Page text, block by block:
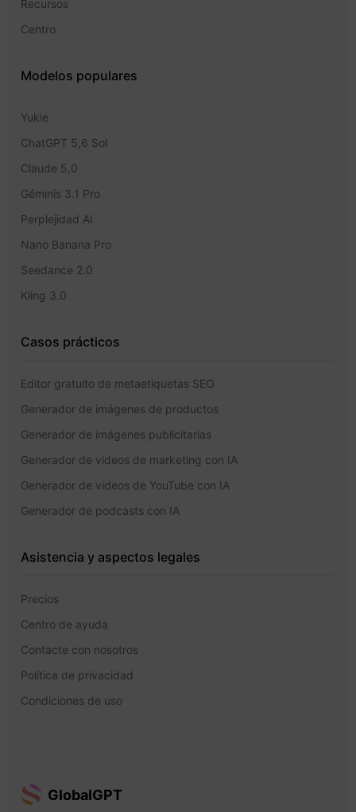
Recursos
Centro
Modelos populares
Yukie
ChatGPT 5,6 Sol
Claude 5,0
Géminis 3.1 Pro
Perplejidad AI
Nano Banana Pro
Seedance 2.0
Kling 3.0
Casos prácticos
Editor gratuito de metaetiquetas SEO
Generador de imágenes de productos
Generador de imágenes publicitarias
Generador de vídeos de marketing con IA
Generador de vídeos de YouTube con IA
Generador de podcasts con IA
Asistencia y aspectos legales
Precios
Centro de ayuda
Contacte con nosotros
Política de privacidad
Condiciones de uso
GlobalGPT